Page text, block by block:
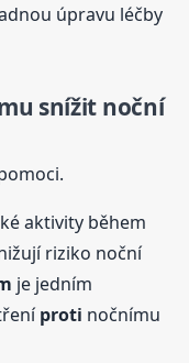
úpravu léčby
snížit noční
aktivity během
riziko noční
je jedním
proti nočnímu